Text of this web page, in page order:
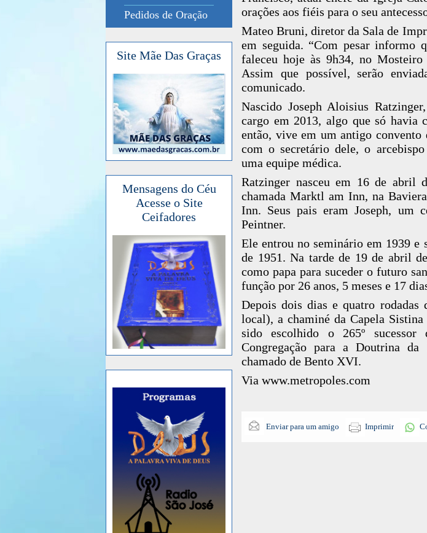
Pedidos de Oração
Site Mãe Das Graças
Mensagens do Céu
Acesse o Site
Ceifadores
orações aos fiéis para o seu
Mateo Bruni, diretor da Sala de
em seguida. “Com pesar informo
faleceu hoje às 9h34, no
Assim que possível, serão
comunicado.
Nascido Joseph Aloisius
cargo em 2013, algo que só havia
então, vive em um antigo
com o secretário dele, o
uma equipe médica.
Ratzinger nasceu em 16 de abril
chamada Marktl am Inn, na
Inn. Seus pais eram Joseph, um
Peintner.
Ele entrou no seminário em 1939 e
de 1951. Na tarde de 19 de abril
como papa para suceder o futuro
função por 26 anos, 5 meses e 17
Depois dois dias e quatro rodadas
local), a chaminé da Capela
sido escolhido o 265º
Congregação para a Doutrina
chamado de Bento XVI.
Via www.metropoles.com
Enviar para um amigo Imprimir